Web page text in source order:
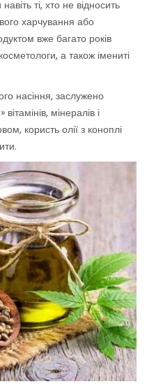
ті, хто не відносить
харчування або
вже багато років
а також імениті
насіння, заслужено
мінералів і
користь олії з коноплі